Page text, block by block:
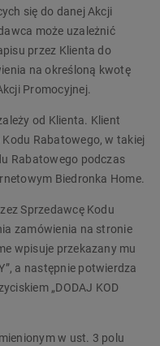
się do danej Akcji
może uzależnić
przez Klienta do
na określoną kwotę
Promocyjnej.
od Klienta. Klient
Rabatowego, w takiej
Rabatowego podczas
Biedronka Home.
Sprzedawcę Kodu
zamówienia na stronie
wpisuje przekazany mu
a następnie potwierdza
„DODAJ KOD
w ust. 3 polu